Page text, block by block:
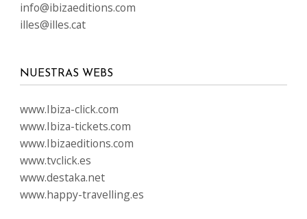
info@ibizaeditions.com
illes@illes.cat
NUESTRAS WEBS
www.Ibiza-click.com
www.Ibiza-tickets.com
www.Ibizaeditions.com
www.tvclick.es
www.destaka.net
www.happy-travelling.es